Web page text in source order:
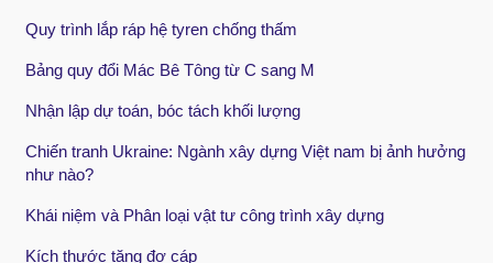
Quy trình lắp ráp hệ tyren chống thấm
Bảng quy đổi Mác Bê Tông từ C sang M
Nhận lập dự toán, bóc tách khối lượng
Chiến tranh Ukraine: Ngành xây dựng Việt nam bị ảnh hưởng
như nào?
Khái niệm và Phân loại vật tư công trình xây dựng
Kích thước tăng đơ cáp